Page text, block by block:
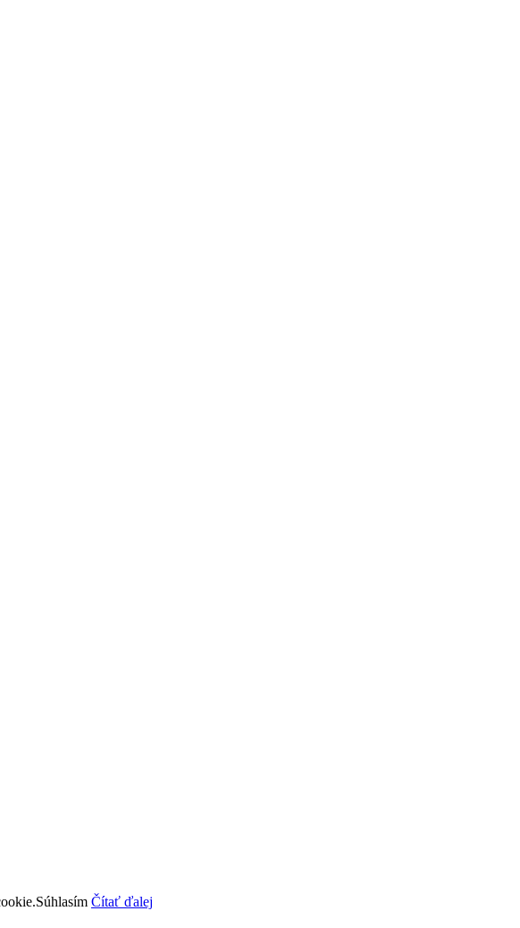
Súhlasím Čítať ďalej